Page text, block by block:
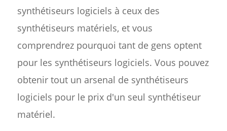
synthétiseurs logiciels à ceux des
synthétiseurs matériels, et vous
comprendrez pourquoi tant de gens optent
pour les synthétiseurs logiciels. Vous pouvez
obtenir tout un arsenal de synthétiseurs
logiciels pour le prix d'un seul synthétiseur
matériel.